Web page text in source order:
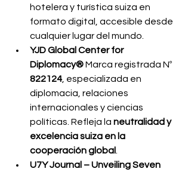
hotelera y turística suiza en
formato digital, accesible desde
cualquier lugar del mundo.
YJD Global Center for
Diplomacy® Marca registrada Nº
822124, especializada en
diplomacia, relaciones
internacionales y ciencias
políticas. Refleja la neutralidad y
excelencia suiza en la
cooperación global
U7Y Journal – Unveiling Seven